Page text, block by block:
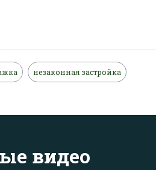
незаконная застройка
видео